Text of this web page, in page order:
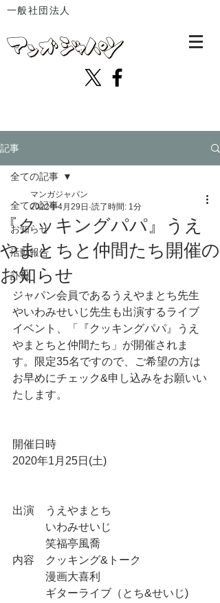
一般社団法人
記事
全ての記事
お知らせ
活動報告
訃報
全ての記事
『クッキングパパ』うえ
やまとちと仲間たち開催の
お知らせ
マンガジャパン
2022年4月29日 読了時間: 1分
ジャパン会員であるうえやまとち先生
やいわみせいじ先生も出演するライブ
イベント、「『クッキングパパ』うえ
やまとちと仲間たち」が開催されま
す。限定35名ですので、ご希望の方は
お早めにチェック&申し込みをお願いい
たします。
開催日時
2020年1月25日(土)
出演　うえやまとち
いわみせいじ
笑福亭風喬
内容　クッキング&トーク
漫画大喜利
ギターライブ（とち&せいじ)